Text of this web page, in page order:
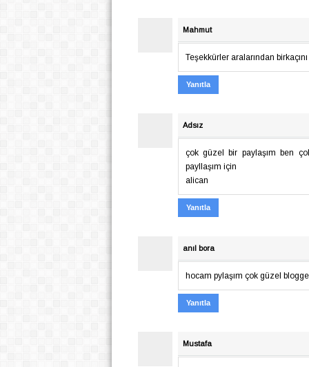
Mahmut
Teşekkürler aralarından
Yanıtla
Adsız
çok güzel bir paylaşım ben
payllaşım için
alican
Yanıtla
anıl bora
hocam pylaşım çok güzel
Yanıtla
Mustafa